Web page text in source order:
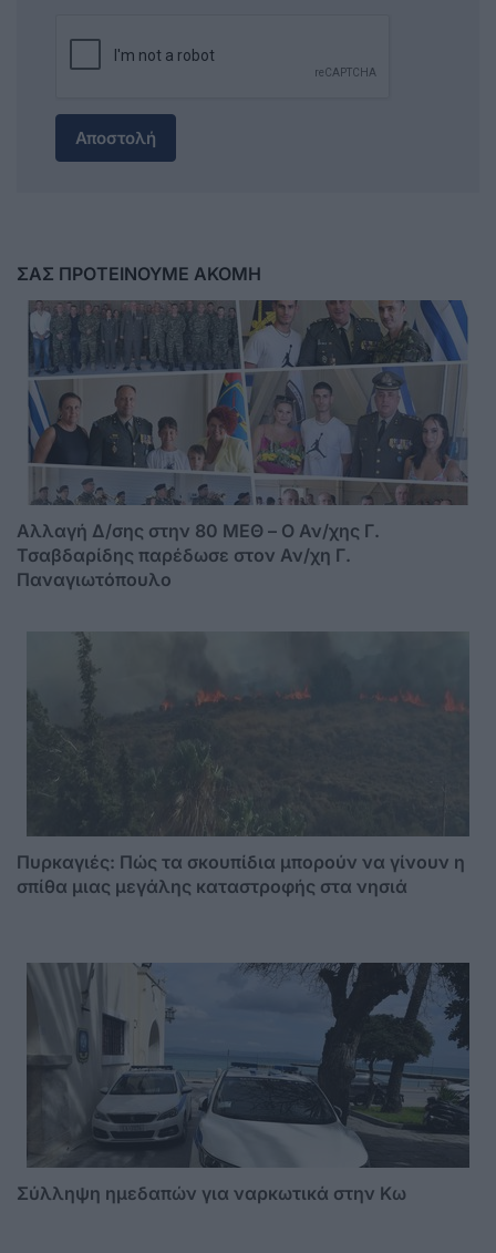
Αποστολή
ΣΑΣ ΠΡΟΤΕΙΝΟΥΜΕ ΑΚΟΜΗ
Αλλαγή Δ/σης στην 80 ΜΕΘ – Ο Αν/χης Γ.
Τσαβδαρίδης παρέδωσε στον Αν/χη Γ.
Παναγιωτόπουλο
Πυρκαγιές: Πώς τα σκουπίδια μπορούν να γίνουν η
σπίθα μιας μεγάλης καταστροφής στα νησιά
Σύλληψη ημεδαπών για ναρκωτικά στην Κω